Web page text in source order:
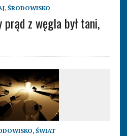
, ŚRODOWISKO
prąd z węgla był tani,
, ŚWIAT